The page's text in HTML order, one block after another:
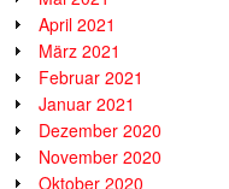
April 2021
März 2021
Februar 2021
Januar 2021
Dezember 2020
November 2020
Oktober 2020